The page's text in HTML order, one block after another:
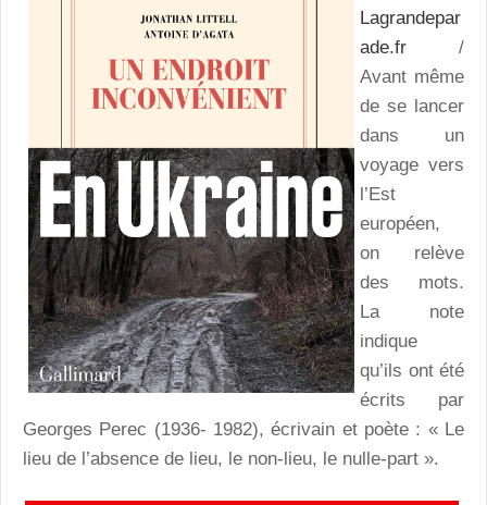
Lagrandepar
ade.fr /
Avant même
de se lancer
dans un
voyage vers
l’Est
européen,
on relève
des mots.
La note
indique
qu’ils ont été
écrits par
Georges Perec (1936- 1982), écrivain et poète : « Le
lieu de l’absence de lieu, le non-lieu, le nulle-part ».